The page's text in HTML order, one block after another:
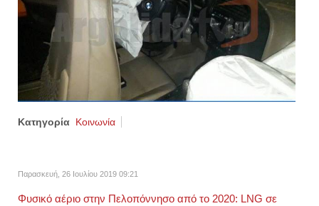
Κατηγορία Κοινωνία
Παρασκευή, 26 Ιουλίου 2019 09:21
Φυσικό αέριο στην Πελοπόννησο από το 2020: LNG σε